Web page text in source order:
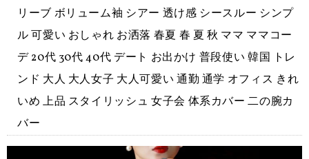
リーブ ボリューム袖 シアー 透け感 シースルー シンプ
ル 可愛い おしゃれ お洒落 春夏 春 夏 秋 ママ ママコー
デ 20代 30代 40代 デート お出かけ 普段使い 韓国 トレ
ンド 大人 大人女子 大人可愛い 通勤 通学 オフィス きれ
いめ 上品 スタイリッシュ 女子会 体系カバー 二の腕カ
バー